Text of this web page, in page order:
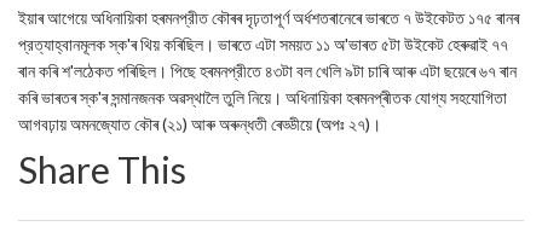
ইয়াৰ আগেয়ে অধিনায়িকা হৰমনপ্রীত কৌৰৰ দৃঢ়তাপূর্ণ অর্ধশতৰানেৰে ভাৰতে ৭ উইকেটত ১৭৫ ৰানৰ
প্রত্যাহ্বানমূলক স্ক'ৰ থিয় কৰিছিল। ভাৰতে এটা সময়ত ১১ অ'ভাৰত ৫টা উইকেট হেৰুৱাই ৭৭
ৰান কৰি শ'লঠেকত পৰিছিল। পিছে হৰমনপ্রীতে ৪৩টা বল খেলি ৯টা চাৰি আৰু এটা ছয়েৰে ৬৭ ৰান
কৰি ভাৰতৰ স্ক'ৰ সন্মানজনক অৱস্থালৈ তুলি নিয়ে। অধিনায়িকা হৰমনপ্ৰীতক যোগ্য সহযোগিতা
আগবঢ়ায় অমনজ্যোত কৌৰ (২১) আৰু অৰুন্ধতী ৰেড্ডীয়ে (অপঃ ২৭)।
Share This